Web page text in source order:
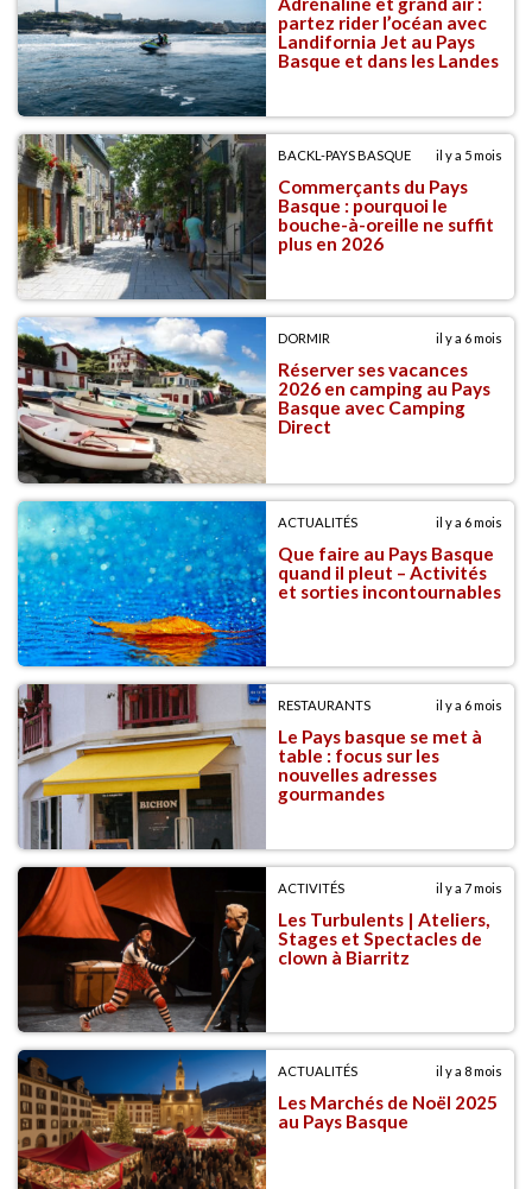
partez rider l’océan avec
Landifornia Jet au Pays
Basque et dans les Landes
BACKL-PAYS BASQUE il y a 5 mois
Commerçants du Pays
Basque : pourquoi le
bouche-à-oreille ne suffit
plus en 2026
DORMIR il y a 6 mois
Réserver ses vacances
2026 en camping au Pays
Basque avec Camping
Direct
ACTUALITÉS il y a 6 mois
Que faire au Pays Basque
quand il pleut – Activités
et sorties incontournables
RESTAURANTS il y a 6 mois
Le Pays basque se met à
table : focus sur les
nouvelles adresses
gourmandes
ACTIVITÉS il y a 7 mois
Les Turbulents | Ateliers,
Stages et Spectacles de
clown à Biarritz
ACTUALITÉS il y a 8 mois
Les Marchés de Noël 2025
au Pays Basque